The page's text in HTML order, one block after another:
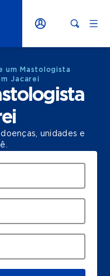
um Mastologista
Jacarei
unidades e